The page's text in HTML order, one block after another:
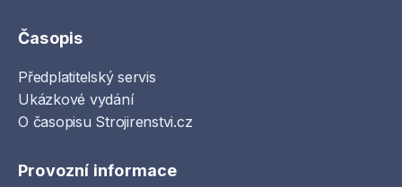
Časopis
Předplatitelský servis
Ukázkové vydání
O časopisu Strojirenstvi.cz
Provozní informace